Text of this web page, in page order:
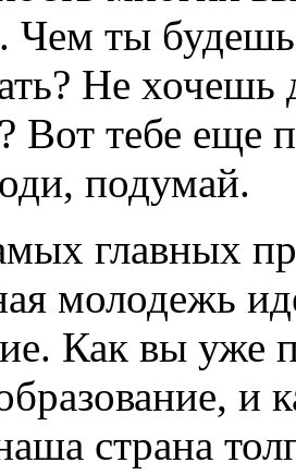
Чем ты будешь
Не
Вот тебе еще
подумай.
главных
молодежь
Как вы уже
страна